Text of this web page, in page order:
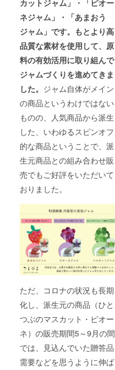
カットジャム」・「ピオー
ネジャム」・「あまおう
ジャム」です。もとより高
品質な素材を使用して、原
料の有効活用に取り組んで
ジャムづくりを進めてきま
した。 ジャム自体がメイン
の商品というわけではない
ものの、人気商品から派生
した、いわゆるスピンオフ
的な商品ということで、派
生元商品との組み合わせ販
売でもご好評をいただいて
おりました。
ただ、コロナの状況も長期
化し、派生元の商品（ひと
つぶのマスカット・ピオー
ネ）の販売期間5～9月の間
では、見込んでいた贈答品
需要などを思うように伸ば